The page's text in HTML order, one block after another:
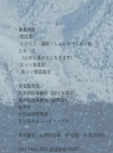
・事業内容：
〈建設業〉
とび土工・舗装・しゅんせつ工事・他
土木一式
​ （公共工事が主となります）
〈生コン事業部〉
生コン製造販売
・主な取引先：
松本砂防事務所（国土交通省）
松本建設事務所（長野県）
松本市
中信森林管理署
​ 東京電力ホールディングス
​・許可番号： 長野県知事 許可(特 - 3) 第1193号
・ISO 14001:2015 認証取得 11357